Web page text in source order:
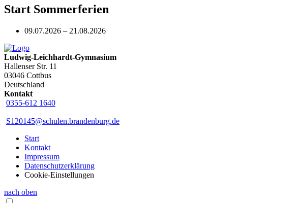
Start Sommerferien
09.07.2026 – 21.08.2026
Ludwig-Leichhardt-Gymnasium
Hallenser Str. 11
03046 Cottbus
Deutschland
Kontakt
0355-612 1640
S120145@schulen.brandenburg.de
Start
Kontakt
Impressum
Datenschutzerklärung
Cookie-Einstellungen
nach oben